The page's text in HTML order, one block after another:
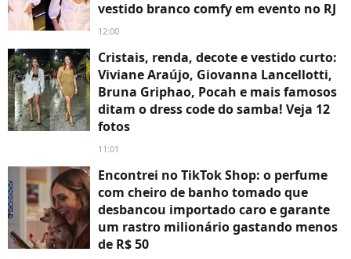
vestido branco comfy em evento no RJ
12:00
Cristais, renda, decote e vestido curto:
Viviane Araújo, Giovanna Lancellotti,
Bruna Griphao, Pocah e mais famosos
ditam o dress code do samba! Veja 12
fotos
11:01
Encontrei no TikTok Shop: o perfume
com cheiro de banho tomado que
desbancou importado caro e garante
um rastro milionário gastando menos
de R$ 50